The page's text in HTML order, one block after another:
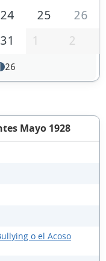
24 25
26
31 1 2
26
Mayo 1928
o el Acoso